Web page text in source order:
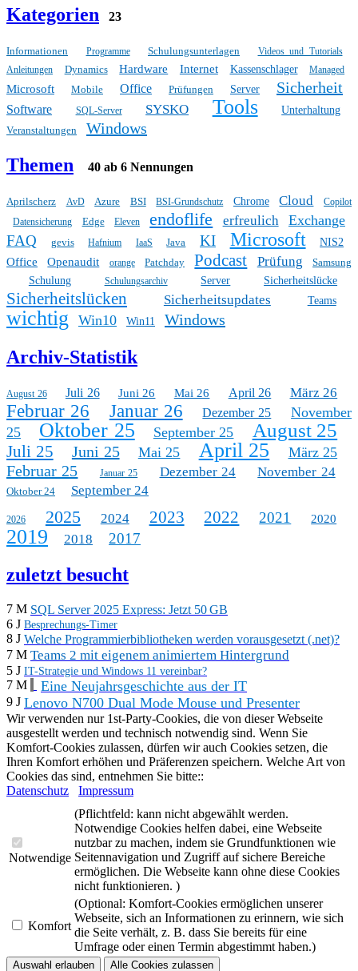
Kategorien 23
Informationen Programme Schulungsunterlagen
Videos und Tutorials
Anleitungen
Dynamics Hardware Internet Kassenschlager Managed
Microsoft Mobile Office Prüfungen Server Sicherheit
Software SQL-Server SYSKO Tools
Unterhaltung
Veranstaltungen
Windows
Themen 40 ab 6 Nennungen
Aprilscherz AvD Azure BSI BSI-Grundschutz Chrome Cloud
Copilot
Datensicherung
Edge Eleven endoflife erfreulich Exchange
FAQ gevis Hafnium IaaS Java KI Microsoft NIS2
Office Openaudit orange Patchday Podcast Prüfung
Samsung
Schulung
Schulungsarchiv Server Sicherheitslücke
Sicherheitslücken Sicherheitsupdates Teams
wichtig Win10 Win11 Windows
Archiv-Statistik
August 26 Juli 26 Juni 26 Mai 26 April 26 März 26
Februar 26 Januar 26 Dezember 25
November
25
Oktober 25 September 25 August 25
Juli 25 Juni 25 Mai 25 April 25 März 25
Februar 25 Januar 25 Dezember 24 November 24
Oktober 24 September 24
2026 2025 2024 2023 2022 2021 2020
2019 2018 2017
zuletzt besucht
7 M SQL Server 2025 Express: Jetzt 50 GB
6 J Besprechungs-Timer
8 J Welche Programmierbibliotheken werden vorausgesetzt (.net)?
7 M Teams 2 mit eigenem animiertem Hintergrund
5 J IT-Strategie und Windows 11 vereinbar?
7 M Eine Neujahrsgeschichte aus der IT
9 J Lenovo N700 Dual Mode Mouse und Presenter
Wir verwenden nur 1st-Party-Cookies, die von dieser Webseite
ausgestellt werden und technisch notwendig sind. Wenn Sie
Komfort-Cookies zulassen, dürfen wir auch Cookies setzen, die
Ihren Komfort erhöhen und Präferenzen speichern. Welche Art von
Cookies das sind, entnehmen Sie bitte::
Datenschutz
Impressum
Notwendige
(Pflichtfeld: kann nicht abgewählt werden.
Notwendige Cookies helfen dabei, eine Webseite
nutzbar zu machen, indem sie Grundfunktionen wie
Seitennavigation und Zugriff auf sichere Bereiche
ermöglichen. Die Webseite kann ohne diese Cookies
nicht funktionieren. )
Komfort
(Optional: Komfort-Cookies ermöglichen unserer
Webseite, sich an Informationen zu erinnern, wie sich
die Seite verhält, z. B. dass Sie bereits für eine
Umfrage oder einen Termin abgestimmt haben.)